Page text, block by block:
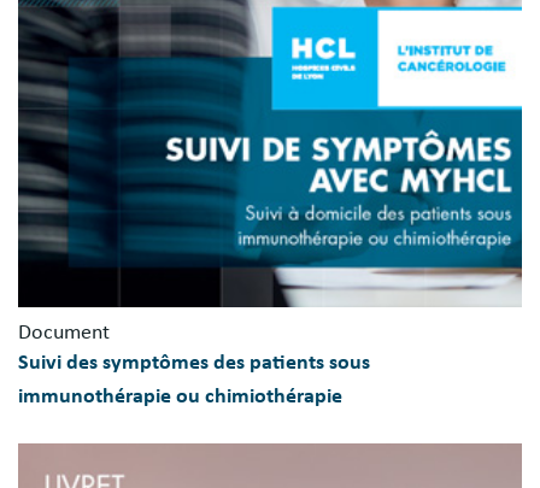
Document
Suivi des symptômes des patients sous
immunothérapie ou chimiothérapie